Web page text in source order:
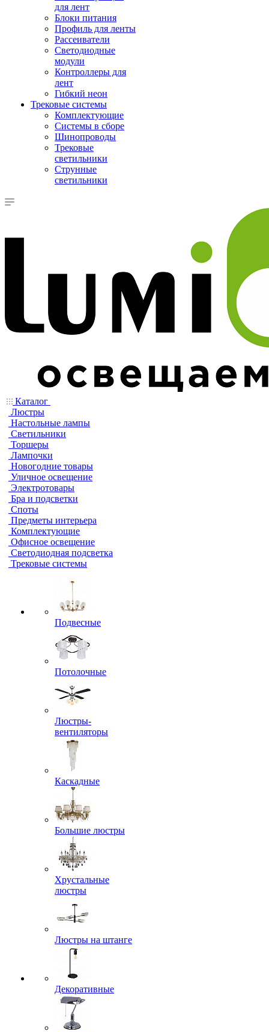
для лент
Блоки питания
Профиль для ленты
Рассеиватели
Светодиодные
модули
Контроллеры для
лент
Гибкий неон
Трековые системы
Комплектующие
Системы в сборе
Шинопроводы
Трековые
светильники
Струнные
светильники
Каталог
Люстры
Настольные лампы
Светильники
Торшеры
Лампочки
Новогодние товары
Уличное освещение
Электротовары
Бра и подсветки
Споты
Предметы интерьера
Комплектующие
Офисное освещение
Светодиодная подсветка
Трековые системы
Подвесные
Потолочные
Люстры-
вентиляторы
Каскадные
Большие люстры
Хрустальные
люстры
Люстры на штанге
Декоративные